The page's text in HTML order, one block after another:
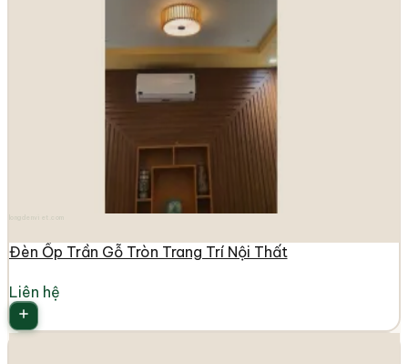
Đèn Ốp Trần Gỗ Tròn Trang Trí Nội Thất
Liên hệ